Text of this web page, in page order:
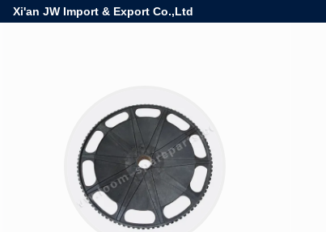
Xi'an JW Import & Export Co.,Ltd